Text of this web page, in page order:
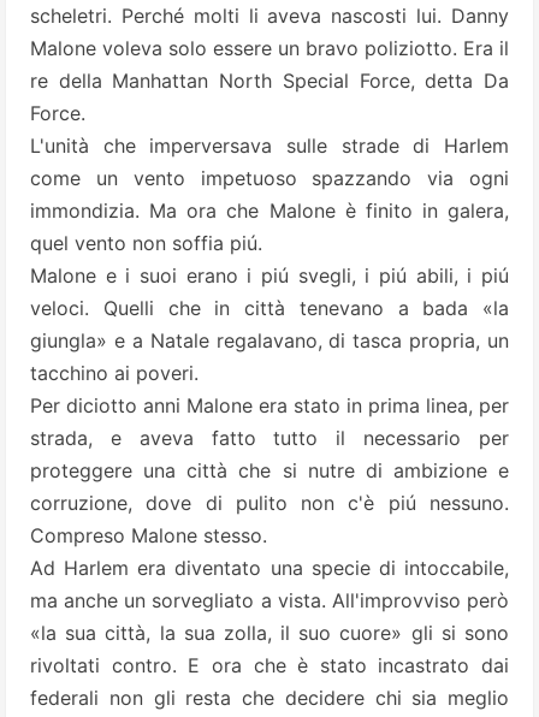
scheletri. Perché molti li aveva nascosti lui. Danny
Malone voleva solo essere un bravo poliziotto. Era il
re della Manhattan North Special Force, detta Da
Force.
L'unità che imperversava sulle strade di Harlem
come un vento impetuoso spazzando via ogni
immondizia. Ma ora che Malone è finito in galera,
quel vento non soffia piú.
Malone e i suoi erano i piú svegli, i piú abili, i piú
veloci. Quelli che in città tenevano a bada «la
giungla» e a Natale regalavano, di tasca propria, un
tacchino ai poveri.
Per diciotto anni Malone era stato in prima linea, per
strada, e aveva fatto tutto il necessario per
proteggere una città che si nutre di ambizione e
corruzione, dove di pulito non c'è piú nessuno.
Compreso Malone stesso.
Ad Harlem era diventato una specie di intoccabile,
ma anche un sorvegliato a vista. All'improvviso però
«la sua città, la sua zolla, il suo cuore» gli si sono
rivoltati contro. E ora che è stato incastrato dai
federali non gli resta che decidere chi sia meglio